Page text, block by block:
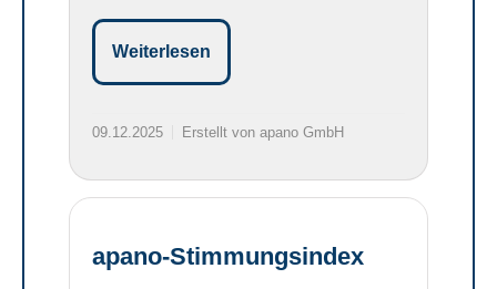
Weiterlesen
09.12.2025 Erstellt von apano GmbH
apano-Stimmungsindex